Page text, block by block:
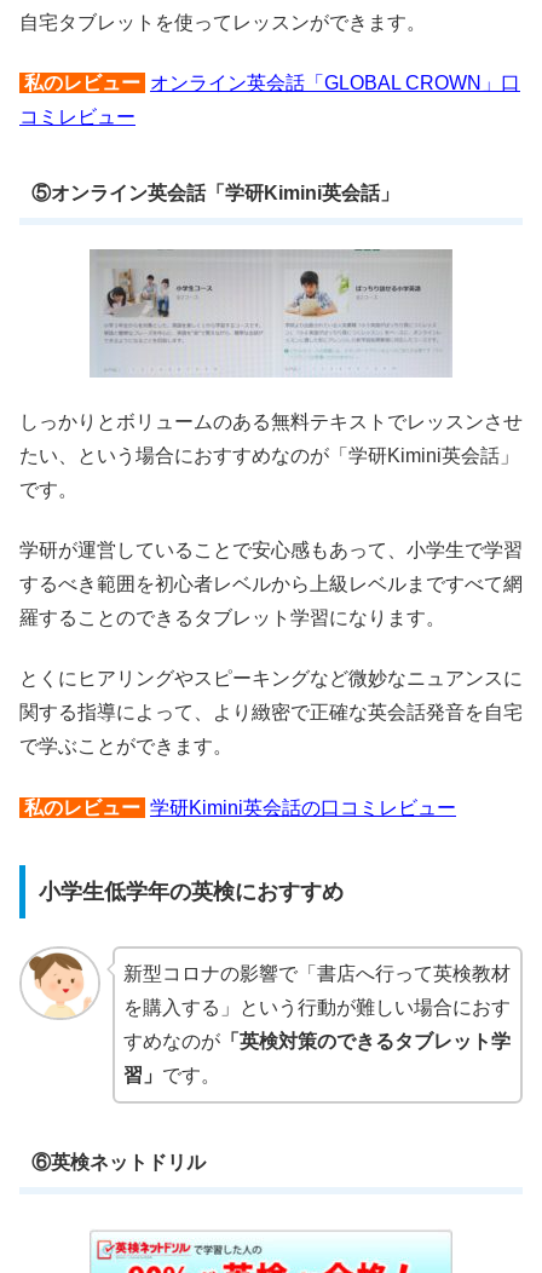
自宅タブレットを使ってレッスンができます。
私のレビュー オンライン英会話「GLOBAL CROWN」口
コミレビュー
⑤オンライン英会話「学研Kimini英会話」
しっかりとボリュームのある無料テキストでレッスンさせ
たい、という場合におすすめなのが「学研Kimini英会話」
です。
学研が運営していることで安心感もあって、小学生で学習
するべき範囲を初心者レベルから上級レベルまですべて網
羅することのできるタブレット学習になります。
とくにヒアリングやスピーキングなど微妙なニュアンスに
関する指導によって、より緻密で正確な英会話発音を自宅
で学ぶことができます。
私のレビュー 学研Kimini英会話の口コミレビュー
小学生低学年の英検におすすめ
新型コロナの影響で「書店へ行って英検教材
を購入する」という行動が難しい場合におす
すめなのが「英検対策のできるタブレット学
習」 です。
⑥英検ネットドリル